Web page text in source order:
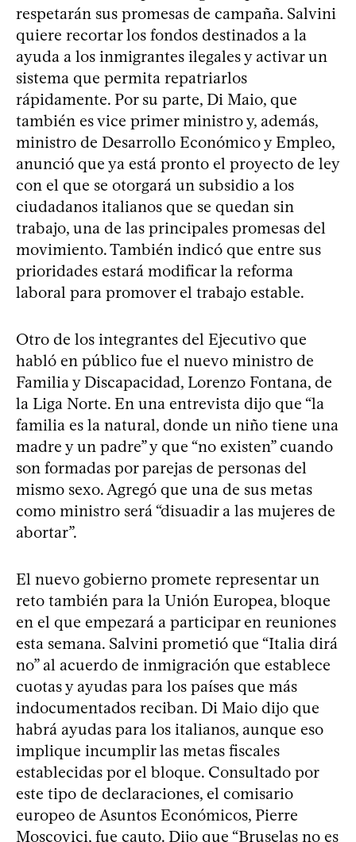
respetarán sus promesas de campaña. Salvini
quiere recortar los fondos destinados a la
ayuda a los inmigrantes ilegales y activar un
sistema que permita repatriarlos
rápidamente. Por su parte, Di Maio, que
también es vice primer ministro y, además,
ministro de Desarrollo Económico y Empleo,
anunció que ya está pronto el proyecto de ley
con el que se otorgará un subsidio a los
ciudadanos italianos que se quedan sin
trabajo, una de las principales promesas del
movimiento. También indicó que entre sus
prioridades estará modificar la reforma
laboral para promover el trabajo estable.
Otro de los integrantes del Ejecutivo que
habló en público fue el nuevo ministro de
Familia y Discapacidad, Lorenzo Fontana, de
la Liga Norte. En una entrevista dijo que “la
familia es la natural, donde un niño tiene una
madre y un padre” y que “no existen” cuando
son formadas por parejas de personas del
mismo sexo. Agregó que una de sus metas
como ministro será “disuadir a las mujeres de
abortar”.
El nuevo gobierno promete representar un
reto también para la Unión Europea, bloque
en el que empezará a participar en reuniones
esta semana. Salvini prometió que “Italia dirá
no” al acuerdo de inmigración que establece
cuotas y ayudas para los países que más
indocumentados reciban. Di Maio dijo que
habrá ayudas para los italianos, aunque eso
implique incumplir las metas fiscales
establecidas por el bloque. Consultado por
este tipo de declaraciones, el comisario
europeo de Asuntos Económicos, Pierre
Moscovici, fue cauto. Dijo que “Bruselas no es